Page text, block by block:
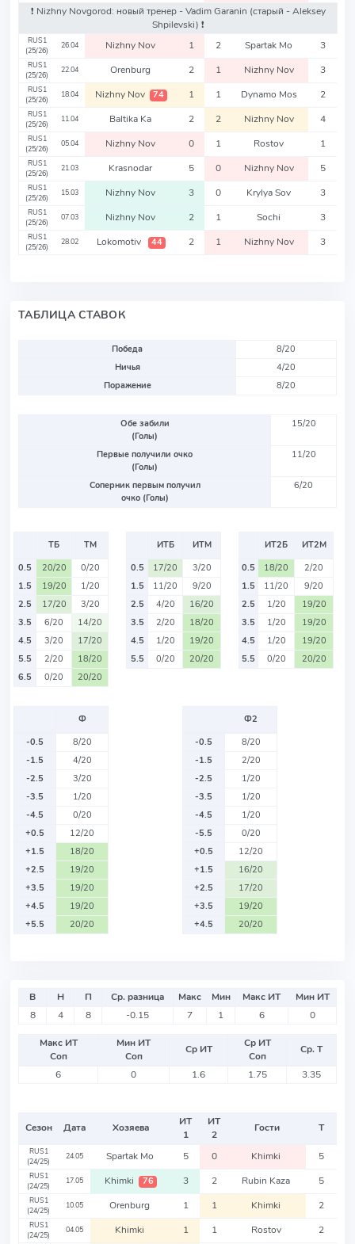
❗️ Nizhny Novgorod: новый тренер - Vadim Garanin (старый - Aleksey
Shpilevski) ❗️
RUS1
(25/26)
26.04 Nizhny Nov 1 2 Spartak Mo 3
RUS1
(25/26)
22.04 Orenburg 2 1 Nizhny Nov 3
RUS1
(25/26)
18.04 Nizhny Nov 74 1 1 Dynamo Mos 2
RUS1
(25/26)
11.04 Baltika Ka 2 2 Nizhny Nov 4
RUS1
(25/26)
05.04 Nizhny Nov 0 1 Rostov 1
RUS1
(25/26)
21.03 Krasnodar 5 0 Nizhny Nov 5
RUS1
(25/26)
15.03 Nizhny Nov 3 0 Krylya Sov 3
RUS1
(25/26)
07.03 Nizhny Nov 2 1 Sochi 3
RUS1
(25/26)
28.02 Lokomotiv 44 2 1 Nizhny Nov 3
ТАБЛИЦА СТАВОК
Победа
8/20
Ничья
4/20
Поражение
8/20
Обе забили
(Голы)
15/20
Первые получили очко
(Голы)
11/20
Соперник первым получил
очко (Голы)
6/20
ТБ
ТМ
0.5
20/20
0/20
1.5
19/20
1/20
2.5
17/20
3/20
3.5
6/20
14/20
4.5
3/20
17/20
5.5
2/20
18/20
6.5
0/20 20/20
ИТБ
ИТМ
0.5
17/20
3/20
1.5
11/20
9/20
2.5
4/20
16/20
3.5
2/20
18/20
4.5
1/20
19/20
5.5
0/20 20/20
ИТ2Б
ИТ2М
0.5
18/20
2/20
1.5
11/20
9/20
2.5
1/20
19/20
3.5
1/20
19/20
4.5
1/20
19/20
5.5
0/20 20/20
Ф
-0.5
8/20
-1.5
4/20
-2.5
3/20
-3.5
1/20
-4.5
0/20
+0.5
12/20
+1.5
18/20
+2.5
19/20
+3.5
19/20
+4.5
19/20
+5.5
20/20
Ф2
-0.5
8/20
-1.5
2/20
-2.5
1/20
-3.5
1/20
-4.5
1/20
-5.5
0/20
+0.5
12/20
+1.5
16/20
+2.5
17/20
+3.5
19/20
+4.5
20/20
В Н П Ср. разница Макс Мин Макс ИТ
Мин ИТ
8
4 8 -0.15 7 1 6 0
Макс ИТ
Соп
Мин ИТ
Соп
Ср ИТ
Ср ИТ
Соп
Ср. Т
6
0 1.6 1.75 3.35
Сезон Дата Хозяева
ИТ
1
ИТ
2
Гости Т
RUS1
(24/25)
24.05 Spartak Mo 5 0 Khimki 5
RUS1
(24/25)
17.05 Khimki 76 3 2 Rubin Kaza 5
RUS1
(24/25)
10.05 Orenburg 1 1 Khimki 2
RUS1
(24/25)
04.05 Khimki 1 1 Rostov 2